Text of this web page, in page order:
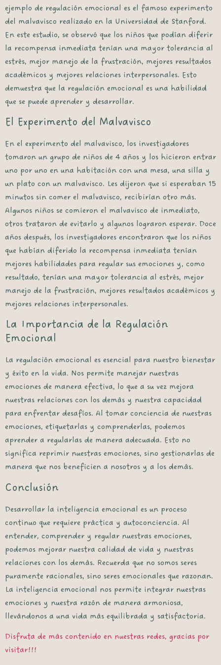
ejemplo de regulación emocional es el famoso experimento
del malvavisco realizado en la Universidad de Stanford.
En este estudio, se observó que los niños que podían diferir
la recompensa inmediata tenían una mayor tolerancia al
estrés, mejor manejo de la frustración, mejores resultados
académicos y mejores relaciones interpersonales. Esto
demuestra que la regulación emocional es una habilidad
que se puede aprender y desarrollar.
El Experimento del Malvavisco
En el experimento del malvavisco, los investigadores
tomaron un grupo de niños de 4 años y los hicieron entrar
uno por uno en una habitación con una mesa, una silla y
un plato con un malvavisco. Les dijeron que si esperaban 15
minutos sin comer el malvavisco, recibirían otro más.
Algunos niños se comieron el malvavisco de inmediato,
otros trataron de evitarlo y algunos lograron esperar. Doce
años después, los investigadores encontraron que los niños
que habían diferido la recompensa inmediata tenían
mejores habilidades para regular sus emociones y, como
resultado, tenían una mayor tolerancia al estrés, mejor
manejo de la frustración, mejores resultados académicos y
mejores relaciones interpersonales.
La Importancia de la Regulación
Emocional
La regulación emocional es esencial para nuestro bienestar
y éxito en la vida. Nos permite manejar nuestras
emociones de manera efectiva, lo que a su vez mejora
nuestras relaciones con los demás y nuestra capacidad
para enfrentar desafíos. Al tomar conciencia de nuestras
emociones, etiquetarlas y comprenderlas, podemos
aprender a regularlas de manera adecuada. Esto no
significa reprimir nuestras emociones, sino gestionarlas de
manera que nos beneficien a nosotros y a los demás.
Conclusión
Desarrollar la inteligencia emocional es un proceso
continuo que requiere práctica y autoconciencia. Al
entender, comprender y regular nuestras emociones,
podemos mejorar nuestra calidad de vida y nuestras
relaciones con los demás. Recuerda que no somos seres
puramente racionales, sino seres emocionales que razonan.
La inteligencia emocional nos permite integrar nuestras
emociones y nuestra razón de manera armoniosa,
llevándonos a una vida más equilibrada y satisfactoria.
Disfruta de más contenido en nuestras redes, gracias por
visitar!!!